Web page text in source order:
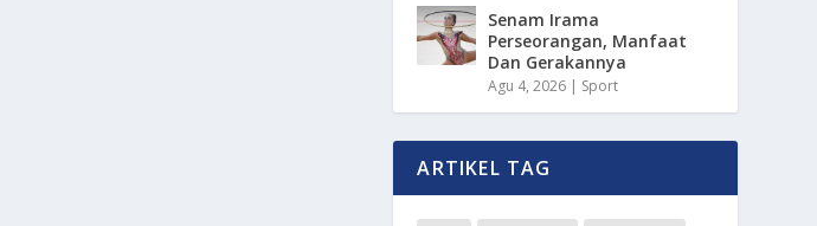
Senam Irama
Perseorangan, Manfaat
Dan Gerakannya
Agu 4, 2026 | Sport
ARTIKEL TAG